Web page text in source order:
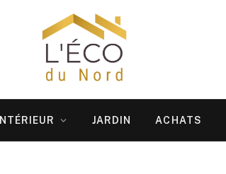
INTÉRIEUR JARDIN ACHATS